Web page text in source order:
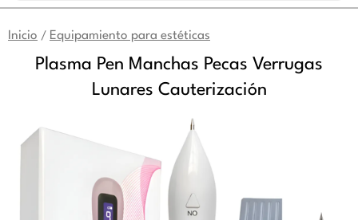
productos
Inicio / Equipamiento para estéticas
Plasma Pen Manchas Pecas Verrugas
Lunares Cauterización